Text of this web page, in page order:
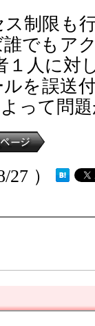
制限も
でもア
１人に対
を誤送
って問
27 ）